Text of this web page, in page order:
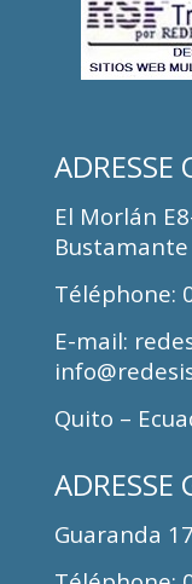
ADRESSE
El Morlán
Bustamante
Téléphone:
E-mail:
Quito –
ADRESSE
Guaranda